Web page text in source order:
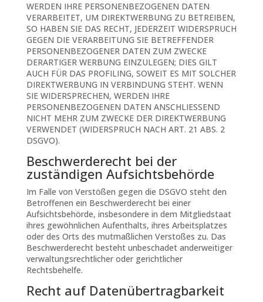
WERDEN IHRE PERSONENBEZOGENEN DATEN
VERARBEITET, UM DIREKTWERBUNG ZU BETREIBEN,
SO HABEN SIE DAS RECHT, JEDERZEIT WIDERSPRUCH
GEGEN DIE VERARBEITUNG SIE BETREFFENDER
PERSONENBEZOGENER DATEN ZUM ZWECKE
DERARTIGER WERBUNG EINZULEGEN; DIES GILT
AUCH FÜR DAS PROFILING, SOWEIT ES MIT SOLCHER
DIREKTWERBUNG IN VERBINDUNG STEHT. WENN
SIE WIDERSPRECHEN, WERDEN IHRE
PERSONENBEZOGENEN DATEN ANSCHLIESSEND
NICHT MEHR ZUM ZWECKE DER DIREKTWERBUNG
VERWENDET (WIDERSPRUCH NACH ART. 21 ABS. 2
DSGVO).
Beschwerde­recht bei der
zuständigen Aufsichts­behörde
Im Falle von Verstößen gegen die DSGVO steht den
Betroffenen ein Beschwerderecht bei einer
Aufsichtsbehörde, insbesondere in dem Mitgliedstaat
ihres gewöhnlichen Aufenthalts, ihres Arbeitsplatzes
oder des Orts des mutmaßlichen Verstoßes zu. Das
Beschwerderecht besteht unbeschadet anderweitiger
verwaltungsrechtlicher oder gerichtlicher
Rechtsbehelfe.
Recht auf Daten­übertrag­barkeit